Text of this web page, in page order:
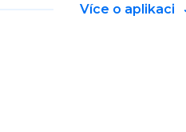
Více o aplikaci